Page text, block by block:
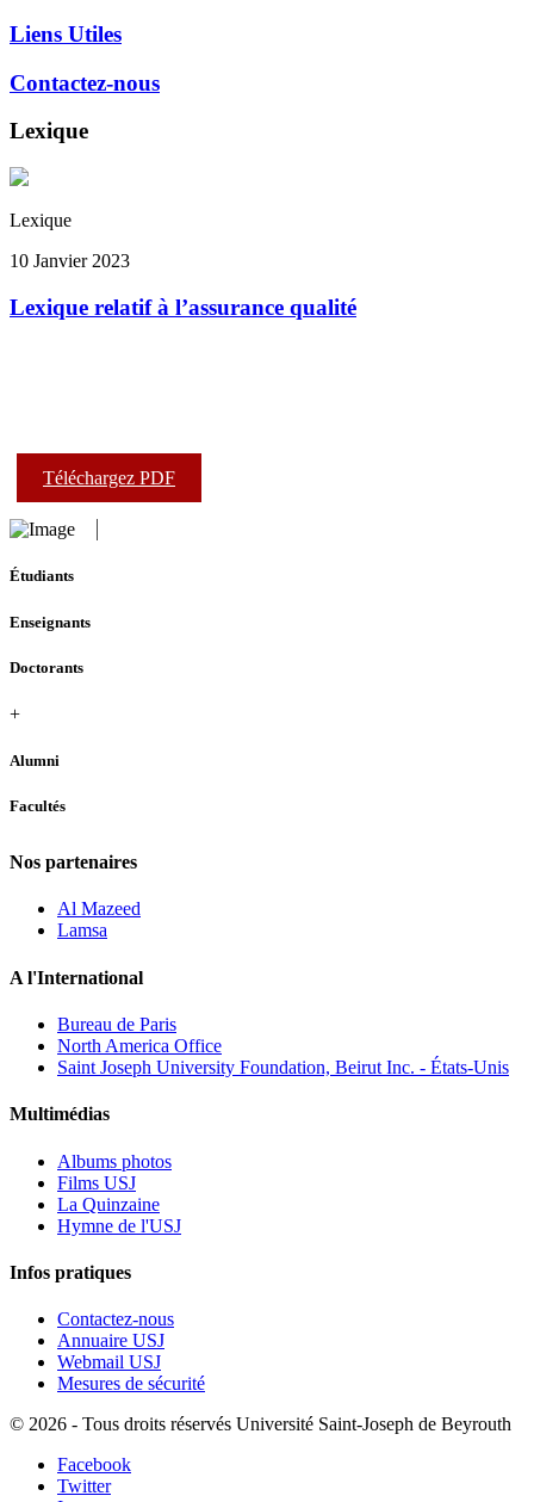
Liens Utiles
Contactez-nous
Lexique
Lexique
10 Janvier 2023
Lexique relatif à l’assurance qualité
Téléchargez PDF
Étudiants
Enseignants
Doctorants
+
Alumni
Facultés
Nos partenaires
Al Mazeed
Lamsa
A l'International
Bureau de Paris
North America Office
Saint Joseph University Foundation, Beirut Inc. - États-Unis
Multimédias
Albums photos
Films USJ
La Quinzaine
Hymne de l'USJ
Infos pratiques
Contactez-nous
Annuaire USJ
Webmail USJ
Mesures de sécurité
© 2026 - Tous droits réservés Université Saint-Joseph de Beyrouth
Facebook
Twitter